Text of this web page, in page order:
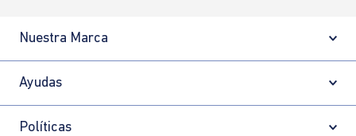
Nuestra Marca
Ayudas
Políticas